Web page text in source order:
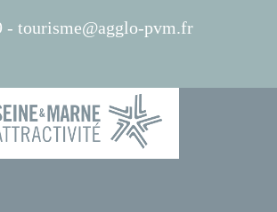
- tourisme@agglo-pvm.fr